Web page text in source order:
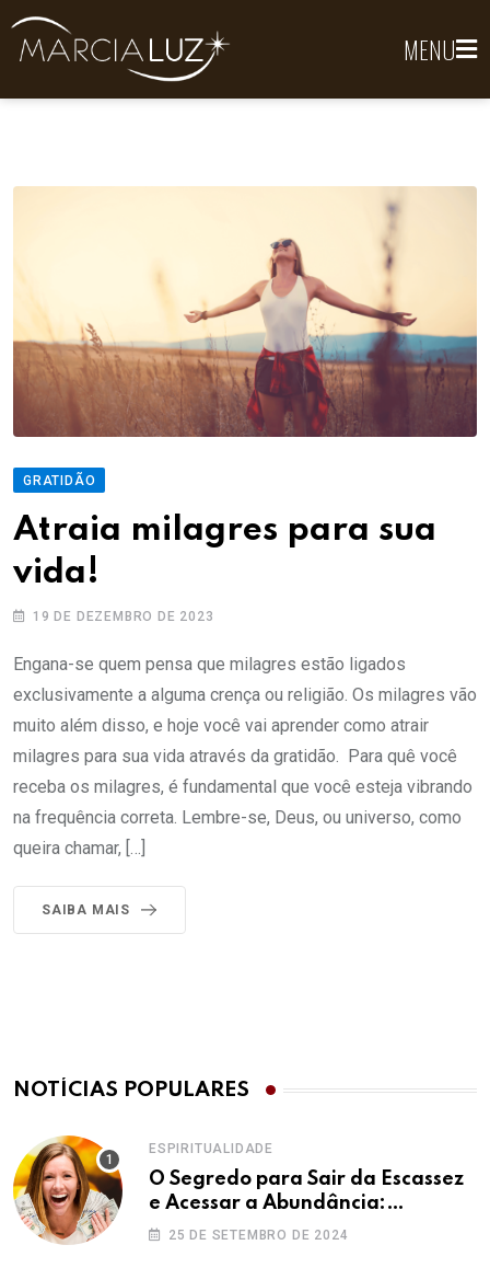
MENU
GRATIDÃO
Atraia milagres para sua
vida!
19 DE DEZEMBRO DE 2023
Engana-se quem pensa que milagres estão ligados
exclusivamente a alguma crença ou religião. Os milagres vão
muito além disso, e hoje você vai aprender como atrair
milagres para sua vida através da gratidão. Para quê você
receba os milagres, é fundamental que você esteja vibrando
na frequência correta. Lembre-se, Deus, ou universo, como
queira chamar, […]
SAIBA MAIS
NOTÍCIAS POPULARES
ESPIRITUALIDADE
O Segredo para Sair da Escassez
e Acessar a Abundância:
Ho’oponopono pela Prosperidade
25 DE SETEMBRO DE 2024